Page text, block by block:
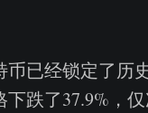
已经锁定了历
跌了37.9%，